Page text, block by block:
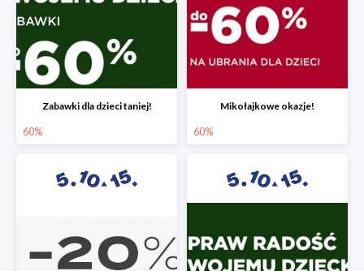
Zabawki dla dzieci taniej!
60%
Mikołajkowe okazje!
60%